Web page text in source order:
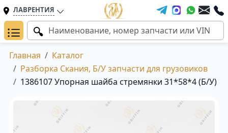
ЛАВРЕНТИЯ
Главная
Каталог
Разборка Скания, Б/У запчасти для грузовиков
1386107 Упорная шайба стремянки 31*58*4 (Б/У)